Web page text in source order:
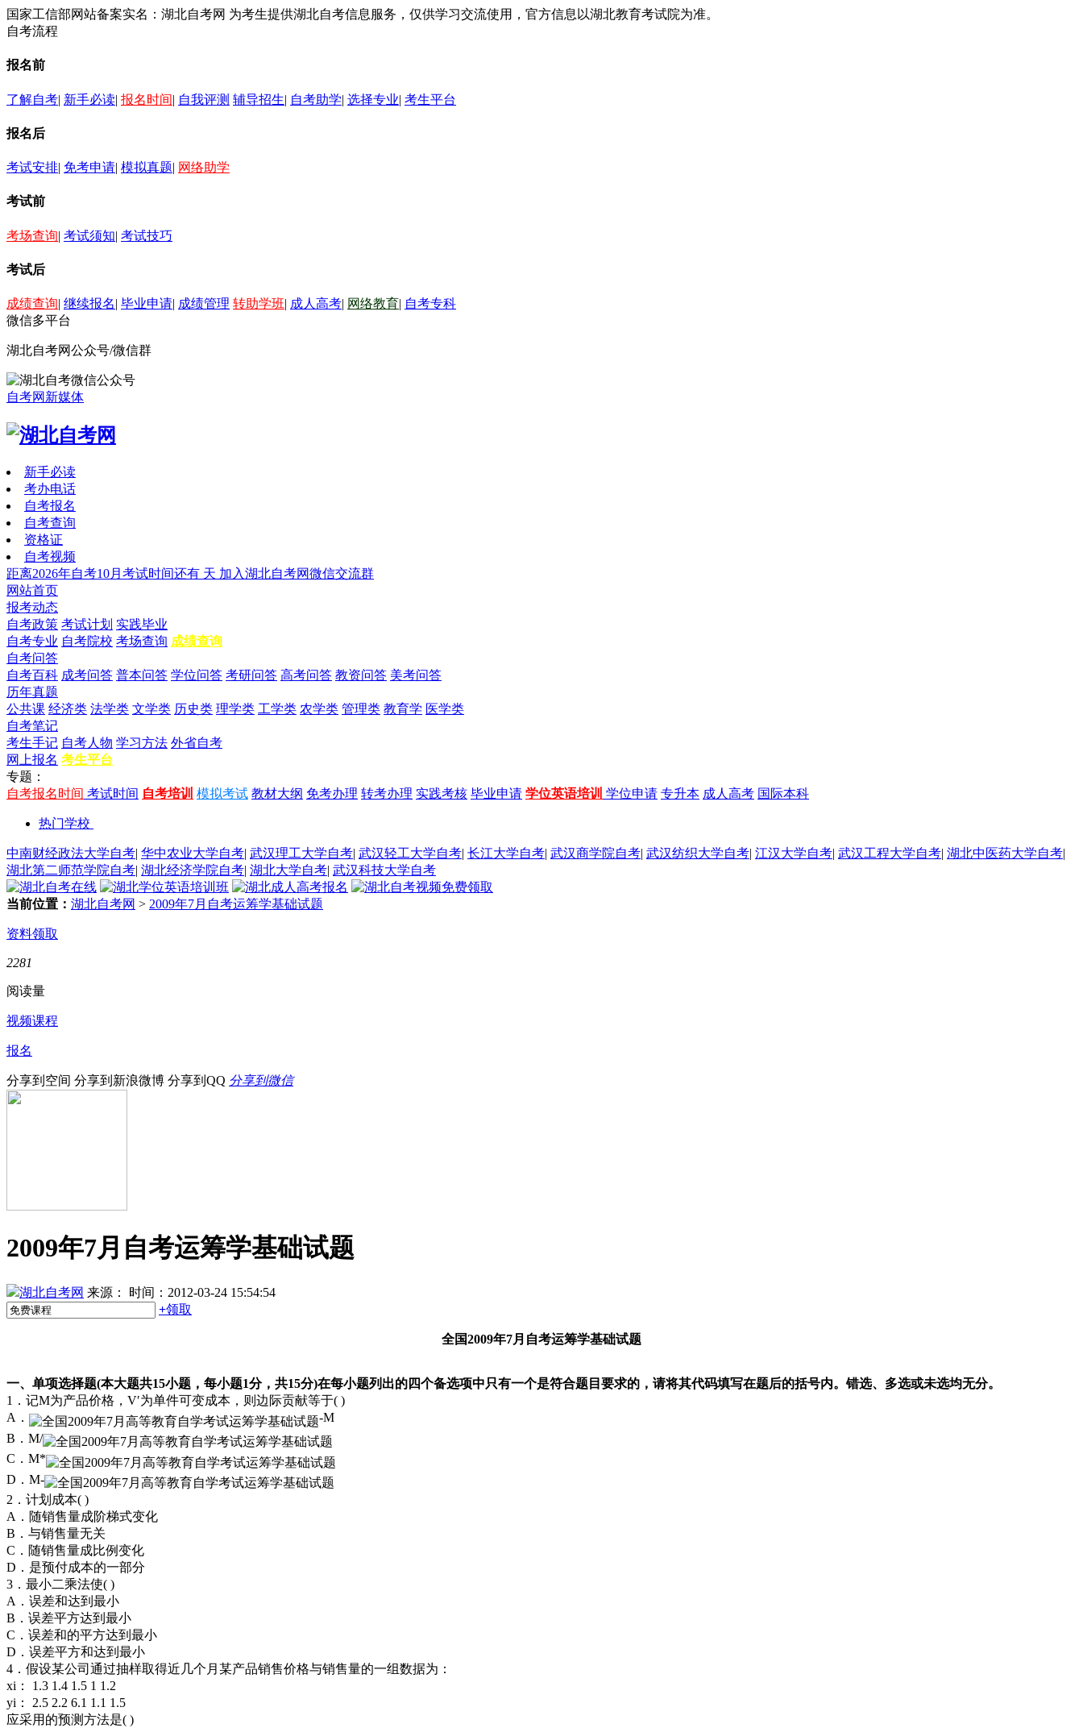
国家工信部网站备案实名：湖北自考网 为考生提供湖北自考信息服务，仅供学习交流使用，官方信息以湖北教育考试院为准。
自考流程
报名前
了解自考| 新手必读| 报名时间| 自我评测 辅导招生| 自考助学| 选择专业| 考生平台
报名后
考试安排| 免考申请| 模拟真题| 网络助学
考试前
考场查询| 考试须知| 考试技巧
考试后
成绩查询| 继续报名| 毕业申请| 成绩管理 转助学班| 成人高考| 网络教育| 自考专科
微信多平台
湖北自考网公众号/微信群
自考网新媒体
新手必读
考办电话
自考报名
自考查询
资格证
自考视频
距离2026年自考10月考试时间还有 天 加入湖北自考网微信交流群
网站首页
报考动态
自考政策 考试计划 实践毕业
自考专业 自考院校 考场查询 成绩查询
自考问答
自考百科 成考问答 普本问答 学位问答 考研问答 高考问答 教资问答 美考问答
历年真题
公共课 经济类 法学类 文学类 历史类 理学类 工学类 农学类 管理类 教育学 医学类
自考笔记
考生手记 自考人物 学习方法 外省自考
网上报名 考生平台
专题：
自考报名时间 考试时间 自考培训 模拟考试 教材大纲 免考办理 转考办理 实践考核 毕业申请 学位英语培训 学位申请 专升本 成人高考 国际本科
热门学校
中南财经政法大学自考| 华中农业大学自考| 武汉理工大学自考| 武汉轻工大学自考| 长江大学自考| 武汉商学院自考| 武汉纺织大学自考| 江汉大学自考| 武汉工程大学自考| 湖北中医药大学自考|
湖北第二师范学院自考| 湖北经济学院自考| 湖北大学自考| 武汉科技大学自考
当前位置： 湖北自考网 > 2009年7月自考运筹学基础试题
资料领取
2281
阅读量
视频课程
报名
分享到空间 分享到新浪微博 分享到QQ 分享到微信
2009年7月自考运筹学基础试题
湖北自考网 来源：
时间：2012-03-24 15:54:54
+领取
全国2009年7月自考运筹学基础试题
一、单项选择题(本大题共15小题，每小题1分，共15分)在每小题列出的四个备选项中只有一个是符合题目要求的，请将其代码填写在题后的括号内。错选、多选或未选均无分。
1．记M为产品价格，V′为单件可变成本，则边际贡献等于( )
A．
-M
B．M/
C．M*
D．M-
2．计划成本( )
A．随销售量成阶梯式变化
B．与销售量无关
C．随销售量成比例变化
D．是预付成本的一部分
3．最小二乘法使( )
A．误差和达到最小
B．误差平方达到最小
C．误差和的平方达到最小
D．误差平方和达到最小
4．假设某公司通过抽样取得近几个月某产品销售价格与销售量的一组数据为：
xi： 1.3 1.4 1.5 1 1.2
yi： 2.5 2.2 6.1 1.1 1.5
应采用的预测方法是( )